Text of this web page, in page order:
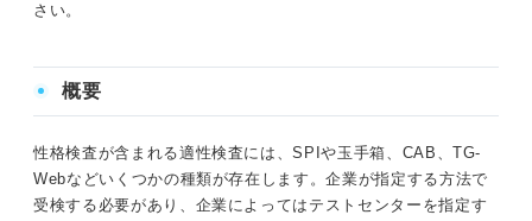
さい。
概要
性格検査が含まれる適性検査には、SPIや玉手箱、CAB、TG-
Webなどいくつかの種類が存在します。企業が指定する方法で
受検する必要があり、企業によってはテストセンターを指定す
テストセンターの性格検査では事前準備や対策を徹底して